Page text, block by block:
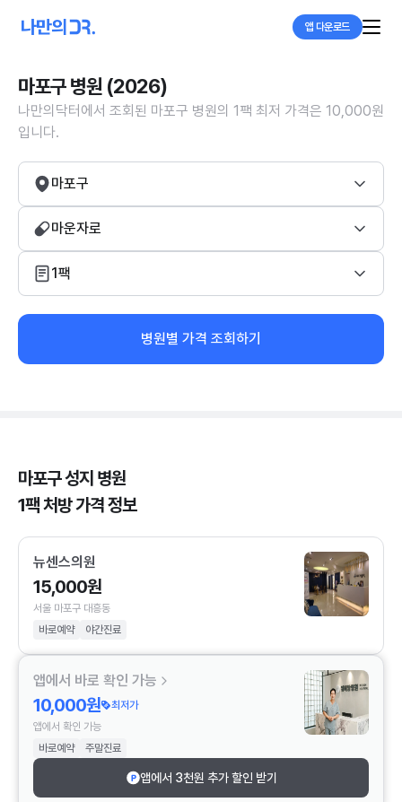
앱 다운로드
마포구 병원 (2026)
나만의닥터에서 조회된 마포구 병원의 1팩 최저 가격은 10,000원
입니다.
마포구
마운자로
1팩
병원별 가격 조회하기
마포구 성지 병원
1팩 처방 가격 정보
뉴센스의원
15,000원
서울 마포구 대흥동
바로예약
야간진료
앱에서 바로 확인 가능
10,000원
최저가
앱에서 확인 가능
바로예약
주말진료
앱에서 3천원 추가 할인 받기